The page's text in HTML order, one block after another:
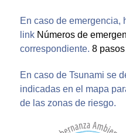
En caso de emergencia,
link Números de
correspondiente. 8
En caso de Tsunami se
indicadas en el mapa
de las zonas de riesgo.